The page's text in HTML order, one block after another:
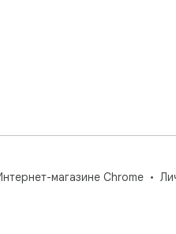
магазине Chrome